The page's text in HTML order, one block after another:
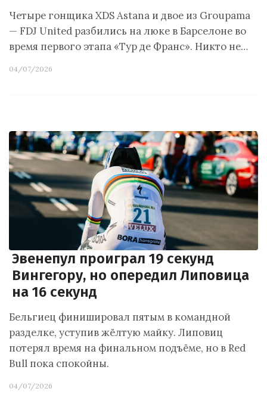
Четыре гонщика XDS Astana и двое из Groupama
— FDJ United разбились на люке в Барселоне во
время первого этапа «Тур де Франс». Никто не…
04/07/2026
Эвенепул проиграл 19 секунд
Вингегору, но опередил Липовица
на 16 секунд
Бельгиец финишировал пятым в командной
разделке, уступив жёлтую майку. Липовиц
потерял время на финальном подъёме, но в Red
Bull пока спокойны.
04/07/2026